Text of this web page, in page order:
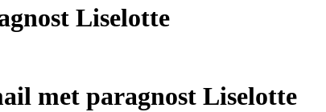
Liselotte
met paragnost Liselotte